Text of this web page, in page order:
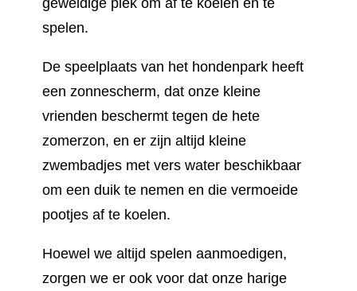
spelen.
De speelplaats van het hondenpark heeft
een zonnescherm, dat onze kleine
vrienden beschermt tegen de hete
zomerzon, en er zijn altijd kleine
zwembadjes met vers water beschikbaar
om een duik te nemen en die vermoeide
pootjes af te koelen.
Hoewel we altijd spelen aanmoedigen,
zorgen we er ook voor dat onze harige